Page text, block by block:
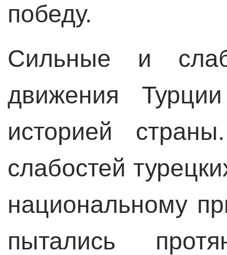
победу.
Сильные и
движения
историей
слабостей
национальному
пытались